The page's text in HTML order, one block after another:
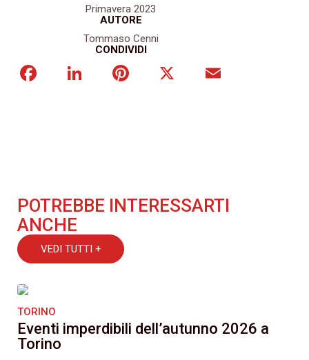
Primavera 2023
AUTORE
Tommaso Cenni
CONDIVIDI
FacebookLinkedInPinterest
POTREBBE INTERESSARTI
ANCHE
VEDI TUTTI +
TORINO
Eventi imperdibili dell’autunno 2026 a
Torino